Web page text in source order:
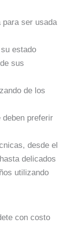
para ser usada
estado
sus
de los
preferir
desde el
delicados
utilizando
con costo